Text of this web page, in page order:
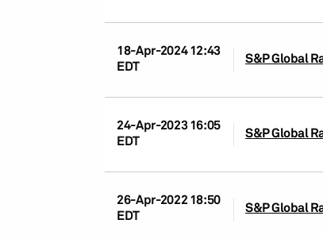
18-Apr-2024 12:43
EDT
S&P Global
24-Apr-2023 16:05
EDT
S&P Global
26-Apr-2022 18:50
EDT
S&P Global